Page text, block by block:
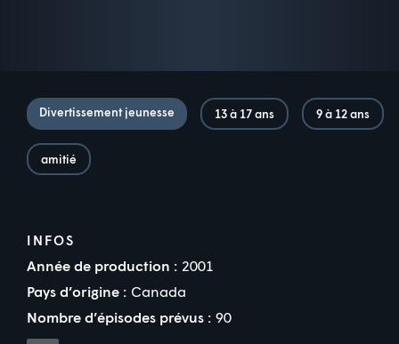
Divertissement jeunesse 13 à 17 ans 9 à 12 ans
amitié
INFOS
Année de production : 2001
Pays d’origine : Canada
Nombre d’épisodes prévus : 90